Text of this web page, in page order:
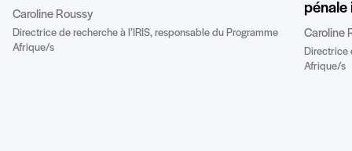
Caroline Roussy
Directrice de recherche à l’IRIS, responsable du Programme
Afrique/s
pénale
Caroline
Directrice
Afrique/s